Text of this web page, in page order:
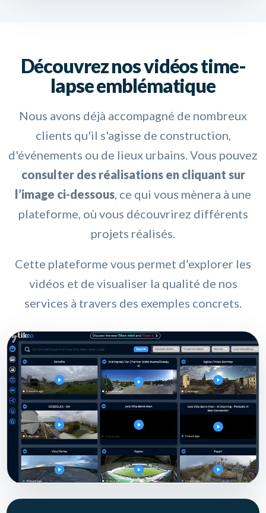
Découvrez nos vidéos time-
lapse emblématique
Nous avons déjà accompagné de nombreux
clients qu'il s'agisse de construction,
d'événements ou de lieux urbains. Vous pouvez
consulter des réalisations en cliquant sur
l’image ci-dessous, ce qui vous mènera à une
plateforme, où vous découvrirez différents
projets réalisés.
Cette plateforme vous permet d’explorer les
vidéos et de visualiser la qualité de nos
services à travers des exemples concrets.